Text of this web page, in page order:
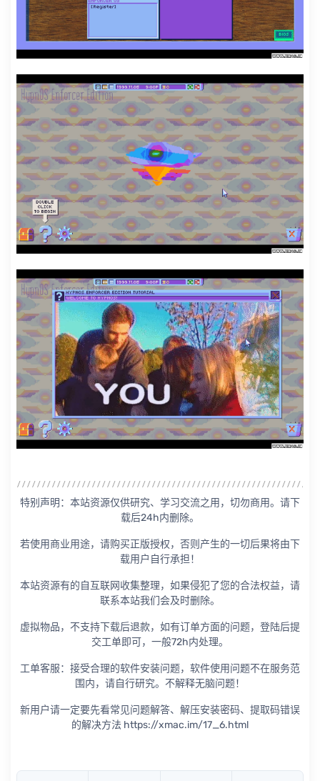
特别声明：本站资源仅供研究、学习交流之用，切勿商用。请下
载后24h内删除。
若使用商业用途，请购买正版授权，否则产生的一切后果将由下
载用户自行承担！
本站资源有的自互联网收集整理，如果侵犯了您的合法权益，请
联系本站我们会及时删除。
虚拟物品，不支持下载后退款，如有订单方面的问题，登陆后提
交工单即可，一般72h内处理。
工单客服：接受合理的软件安装问题，软件使用问题不在服务范
围内，请自行研究。不解释无脑问题！
新用户请一定要先看常见问题解答、解压安装密码、提取码错误
的解决方法 https://xmac.im/17_6.html